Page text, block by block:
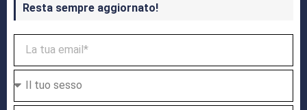
Resta sempre aggiornato!